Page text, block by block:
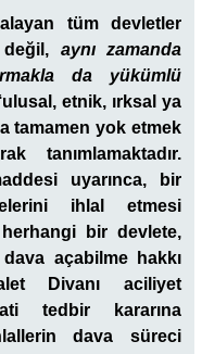
tüm devletler
değil, aynı zamanda
da yükümlü
etnik, ırksal ya
tamamen yok etmek
tanımlamaktadır.
uyarınca, bir
ihlal etmesi
bir devlete,
açabilme hakkı
Divanı aciliyet
tedbir kararına
dava süreci